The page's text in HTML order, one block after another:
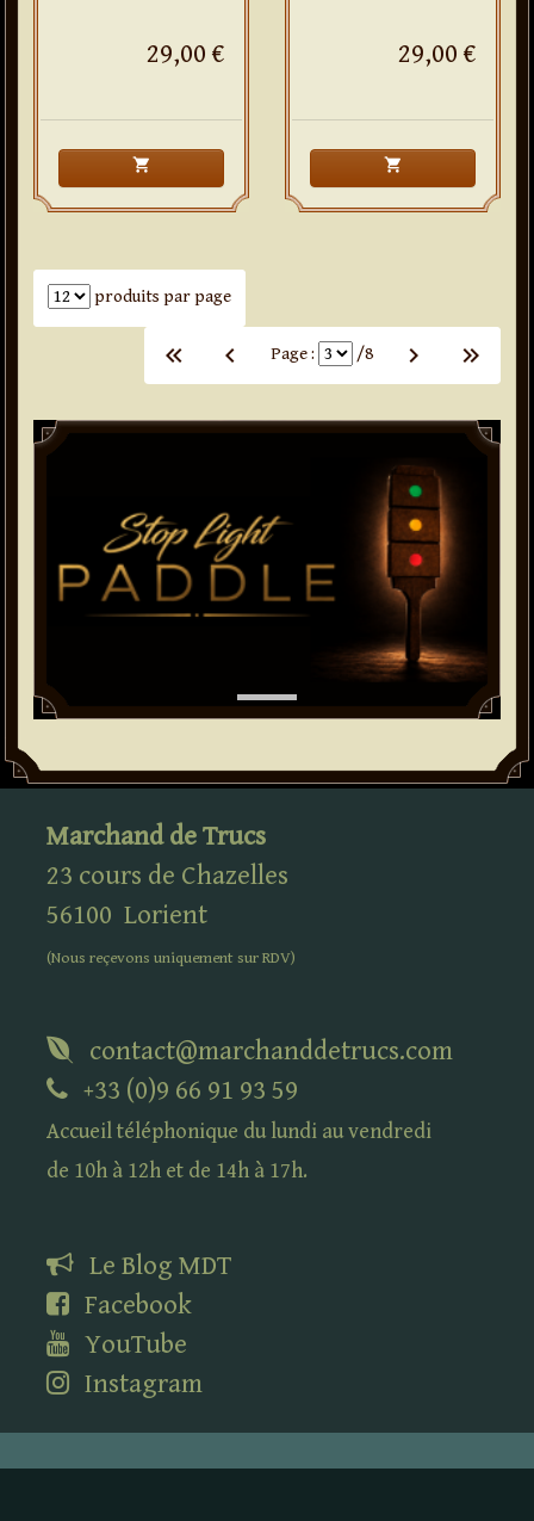
29,00 €
shopping_cart
29,00 €
shopping_cart
Nombre de produits par page
produits par page
keyboard_arrow_left
keyboard_arrow_left keyboard_arrow_left Page : /8 keyboard_arrow_right keyboard_arrow_right
keyboard_arrow_right
Paddle
Marchand de Trucs
23 cours de Chazelles
56100 Lorient
(Nous reçevons uniquement surRDV)
contact@marchanddetrucs.com
+33 (0)9 66 91 93 59
Accueil téléphonique du lundi au vendredi
de 10h à 12h et de 14h à 17h.
Le Blog MDT
Facebook
YouTube
Instagram